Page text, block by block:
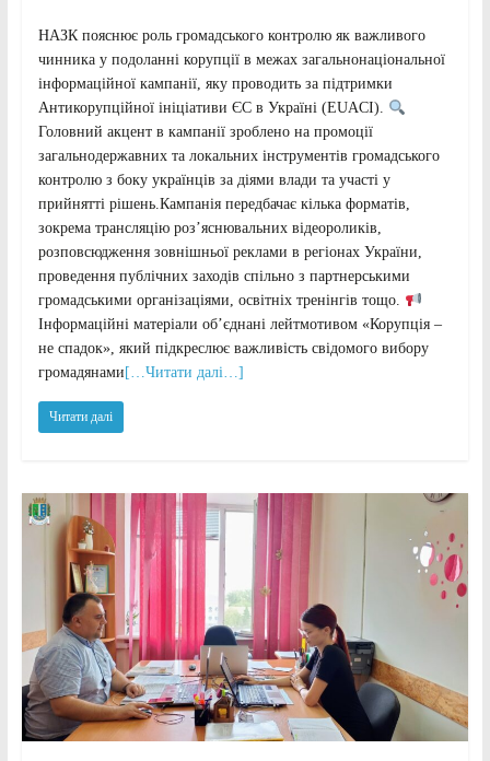
НАЗК пояснює роль громадського контролю як важливого
чинника у подоланні корупції в межах загальнонаціональної
інформаційної кампанії, яку проводить за підтримки
Антикорупційної ініціативи ЄС в Україні (EUACI).
Головний акцент в кампанії зроблено на промоції
загальнодержавних та локальних інструментів громадського
контролю з боку українців за діями влади та участі у
прийнятті рішень.Кампанія передбачає кілька форматів,
зокрема трансляцію роз’яснювальних відеороликів,
розповсюдження зовнішньої реклами в регіонах України,
проведення публічних заходів спільно з партнерськими
громадськими організаціями, освітніх тренінгів тощо.
Інформаційні матеріали об’єднані лейтмотивом «Корупція –
не спадок», який підкреслює важливість свідомого вибору
громадянами […Читати далі…]
Читати далі